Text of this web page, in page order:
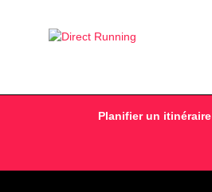
Planifier un itinéraire